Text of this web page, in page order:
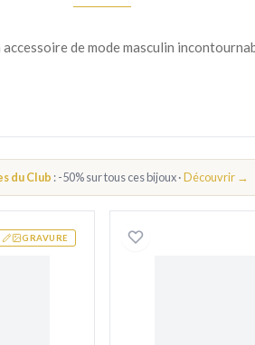
du Club : -50% sur tous ces bijoux ·Découvrir →
GRAVURE
plaque américaine black Allick vierge